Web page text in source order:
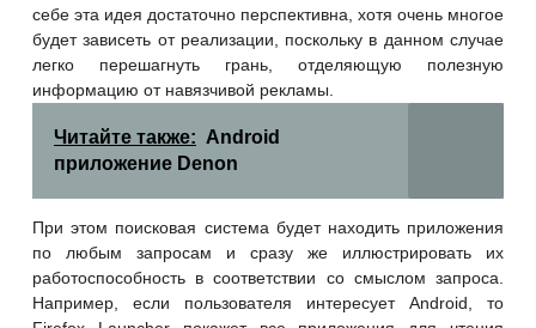
себе эта идея достаточно перспективна, хотя очень многое
будет зависеть от реализации, поскольку в данном случае
легко перешагнуть грань, отделяющую полезную
информацию от навязчивой рекламы.
Читайте также: Android
приложение Denon
При этом поисковая система будет находить приложения
по любым запросам и сразу же иллюстрировать их
работоспособность в соответствии со смыслом запроса.
Например, если пользователя интересует Android, то